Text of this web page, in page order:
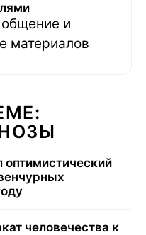
и
материалов
человечества к